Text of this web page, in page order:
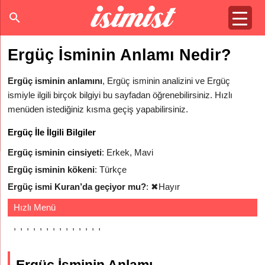
Ergüç İsminin Anlamı Nedir?
Ergüç isminin anlamını, Ergüç isminin analizini ve Ergüç
ismiyle ilgili birçok bilgiyi bu sayfadan öğrenebilirsiniz. Hızlı
menüden istediğiniz kısma geçiş yapabilirsiniz.
Ergüç İle İlgili Bilgiler
Ergüç isminin cinsiyeti: Erkek, Mavi
Ergüç isminin kökeni: Türkçe
Ergüç ismi Kuran’da geçiyor mu?: ✖Hayır
Hızlı Menü